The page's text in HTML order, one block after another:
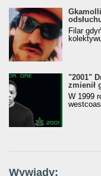
Filar
"2001"
zmienił
W 1999
Wywiady: